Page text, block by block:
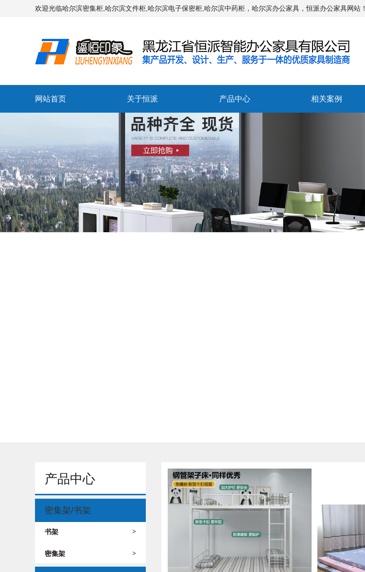
欢迎光临哈尔滨密集柜,哈尔滨文件柜,哈尔滨电子保密柜,哈尔滨中药柜，哈尔滨办公家具，恒派办公家具网站！
网站首页 关于恒派 产品中心 相关案例
产品中心
密集架/书架
书架 >
密集架 >